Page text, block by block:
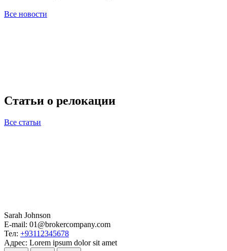
Все новости
Статьи о релокации
Все статьи
Sarah Johnson
E-mail: 01@brokercompany.com
Тел: +93112345678
Адрес: Lorem ipsum dolor sit amet